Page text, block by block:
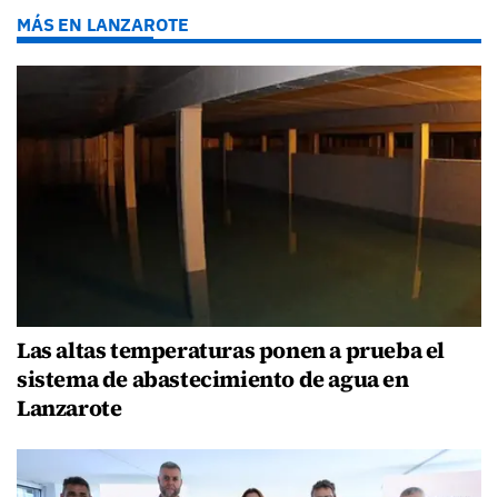
MÁS EN LANZAROTE
Las altas temperaturas ponen a prueba el
sistema de abastecimiento de agua en
Lanzarote